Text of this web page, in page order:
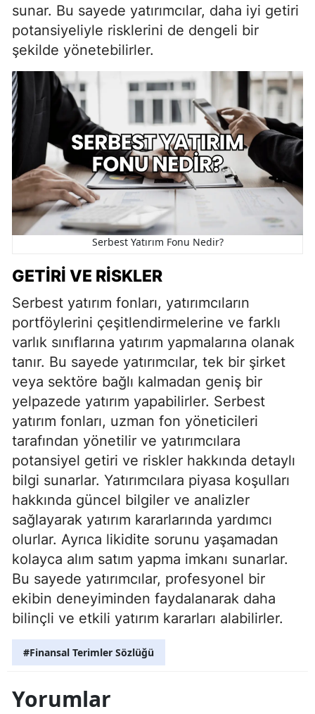
sunar. Bu sayede yatırımcılar, daha iyi getiri
potansiyeliyle risklerini de dengeli bir
şekilde yönetebilirler.
Serbest Yatırım Fonu Nedir?
GETIRI VE RISKLER
Serbest yatırım fonları, yatırımcıların
portföylerini çeşitlendirmelerine ve farklı
varlık sınıflarına yatırım yapmalarına olanak
tanır. Bu sayede yatırımcılar, tek bir şirket
veya sektöre bağlı kalmadan geniş bir
yelpazede yatırım yapabilirler. Serbest
yatırım fonları, uzman fon yöneticileri
tarafından yönetilir ve yatırımcılara
potansiyel getiri ve riskler hakkında detaylı
bilgi sunarlar. Yatırımcılara piyasa koşulları
hakkında güncel bilgiler ve analizler
sağlayarak yatırım kararlarında yardımcı
olurlar. Ayrıca likidite sorunu yaşamadan
kolayca alım satım yapma imkanı sunarlar.
Bu sayede yatırımcılar, profesyonel bir
ekibin deneyiminden faydalanarak daha
bilinçli ve etkili yatırım kararları alabilirler.
#Finansal Terimler Sözlüğü
Yorumlar